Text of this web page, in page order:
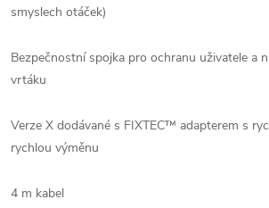
smyslech otáček)
Bezpečnostní spojka pro ochranu uživatele a
vrtáku
Verze X dodávané s FIXTEC™ adapterem s
rychlou výměnu
4 m kabel